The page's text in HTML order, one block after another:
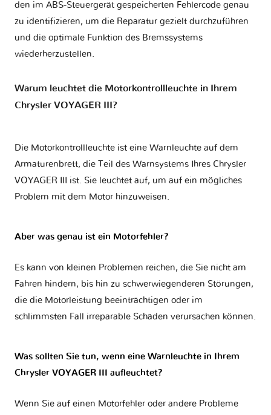
den im ABS-Steuergerät gespeicherten Fehlercode genau
zu identifizieren, um die Reparatur gezielt durchzuführen
und die optimale Funktion des Bremssystems
wiederherzustellen.
Warum leuchtet die Motorkontrollleuchte in Ihrem
Chrysler VOYAGER III?
Die Motorkontrollleuchte ist eine Warnleuchte auf dem
Armaturenbrett, die Teil des Warnsystems Ihres Chrysler
VOYAGER III ist. Sie leuchtet auf, um auf ein mögliches
Problem mit dem Motor hinzuweisen.
Aber was genau ist ein Motorfehler?
Es kann von kleinen Problemen reichen, die Sie nicht am
Fahren hindern, bis hin zu schwerwiegenderen Störungen,
die die Motorleistung beeinträchtigen oder im
schlimmsten Fall irreparable Schäden verursachen können.
Was sollten Sie tun, wenn eine Warnleuchte in Ihrem
Chrysler VOYAGER III aufleuchtet?
Wenn Sie auf einen Motorfehler oder andere Probleme